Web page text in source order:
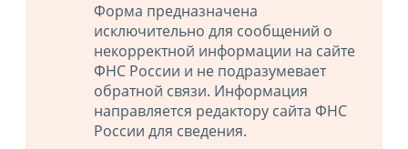
Форма предназначена
исключительно для сообщений о
некорректной информации на сайте
ФНС России и не подразумевает
обратной связи. Информация
направляется редактору сайта ФНС
России для сведения.